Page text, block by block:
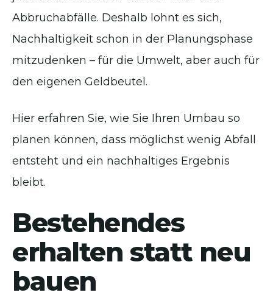
Abbruchabfälle. Deshalb lohnt es sich,
Nachhaltigkeit schon in der Planungsphase
mitzudenken – für die Umwelt, aber auch für
den eigenen Geldbeutel.
Hier erfahren Sie, wie Sie Ihren Umbau so
planen können, dass möglichst wenig Abfall
entsteht und ein nachhaltiges Ergebnis
bleibt.
Bestehendes
erhalten statt neu
bauen